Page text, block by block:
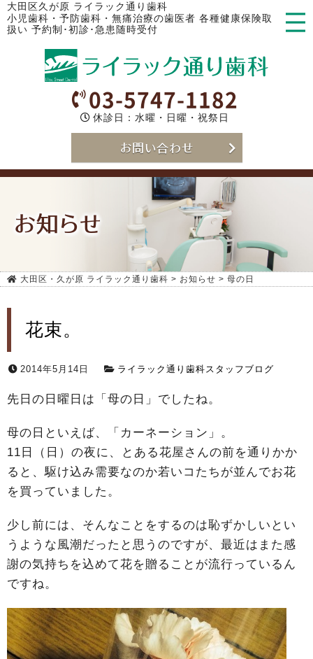
大田区久が原 ライラック通り歯科
小児歯科・予防歯科・無痛治療の歯医者 各種健康保険取
扱い 予約制･初診･急患随時受付
03-5747-1182
休診日：水曜・日曜・祝祭日
お問い合わせ
お知らせ
大田区・久が原 ライラック通り歯科 > お知らせ > 母の日
花束。
2014年5月14日 ライラック通り歯科スタッフブログ
先日の日曜日は「母の日」でしたね。
母の日といえば、「カーネーション」。
11日（日）の夜に、とある花屋さんの前を通りかか
ると、駆け込み需要なのか若いコたちが並んでお花
を買っていました。
少し前には、そんなことをするのは恥ずかしいとい
うような風潮だったと思うのですが、最近はまた感
謝の気持ちを込めて花を贈ることが流行っているん
ですね。